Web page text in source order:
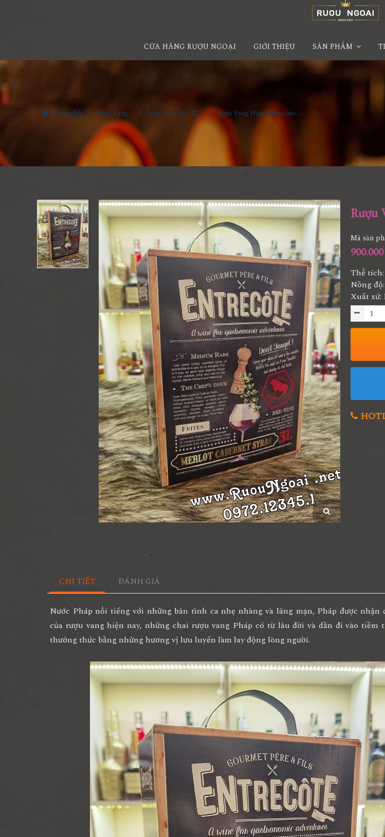
CỬA HÀNG RƯỢU NGOẠI GIỚI THIỆU SẢN PHẨM
Trang chủ Rượu Vang Vang Hộp 3L - 5L Rượu Vang Hộp Entrecote Pháp
Rượu
Mã sản
Thể tích:
Nồng
Xuất xứ:
CHI TIẾT ĐÁNH GIÁ
Nước Pháp nổi tiếng với những bản tình ca nhẹ nhàng và lãng mạn, Pháp được
của rượu vang hiện nay, những chai rượu vang Pháp có từ lâu đời và dần đi vào tiềm
thưởng thức bằng những hương vị lưu luyến làm lay động lòng người.